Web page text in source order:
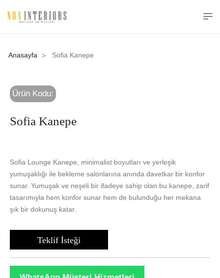
Anasayfa > Sofia Kanepe
Ürün Kodu:
Sofia Kanepe
Sofia Lounge Kanepe, minimalist boyutları ve yerleşik
yumuşaklığı ile bekleme salonlarına anında davetkar bir konfor
sunar. Yumuşak ve neşeli bir ifadeye sahip olan bu kanepe, zarif
tasarımıyla hem konfor sunar hem de bulunduğu her mekana
şık bir dokunuş katar.
Teklif İsteği